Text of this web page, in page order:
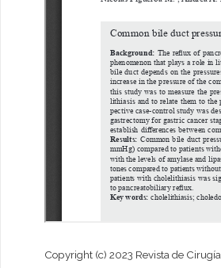
Copyright (c) 2023 Revista de Cirugía